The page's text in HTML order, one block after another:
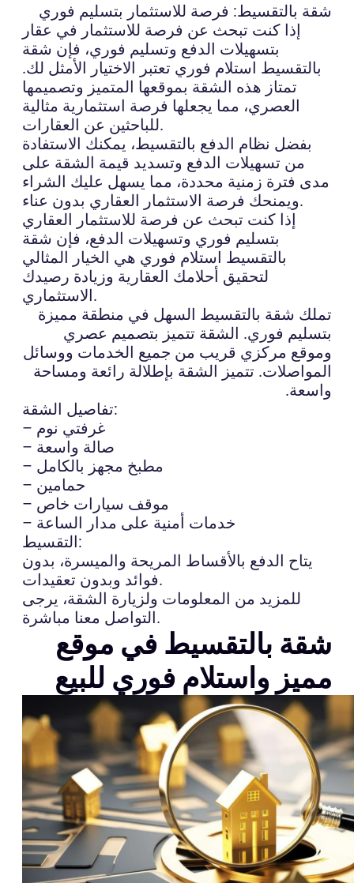
شقة بالتقسيط: فرصة للاستثمار بتسليم فوري
إذا كنت تبحث عن فرصة للاستثمار في عقار
بتسهيلات الدفع وتسليم فوري، فإن شقة
بالتقسيط استلام فوري تعتبر الاختيار الأمثل لك.
تمتاز هذه الشقة بموقعها المتميز وتصميمها
العصري، مما يجعلها فرصة استثمارية مثالية
للباحثين عن العقارات.
بفضل نظام الدفع بالتقسيط، يمكنك الاستفادة
من تسهيلات الدفع وتسديد قيمة الشقة على
مدى فترة زمنية محددة، مما يسهل عليك الشراء
ويمنحك فرصة الاستثمار العقاري بدون عناء.
إذا كنت تبحث عن فرصة للاستثمار العقاري
بتسليم فوري وتسهيلات الدفع، فإن شقة
بالتقسيط استلام فوري هي الخيار المثالي
لتحقيق أحلامك العقارية وزيادة رصيدك
الاستثماري.
تملك شقة بالتقسيط السهل في منطقة مميزة
بتسليم فوري. الشقة تتميز بتصميم عصري
وموقع مركزي قريب من جميع الخدمات ووسائل
المواصلات. تتميز الشقة بإطلالة رائعة ومساحة
واسعة.
تفاصيل الشقة:
– غرفتي نوم
– صالة واسعة
– مطبخ مجهز بالكامل
– حمامين
– موقف سيارات خاص
– خدمات أمنية على مدار الساعة
التقسيط:
يتاح الدفع بالأقساط المريحة والميسرة، بدون
فوائد وبدون تعقيدات.
للمزيد من المعلومات ولزيارة الشقة، يرجى
التواصل معنا مباشرة.
شقة بالتقسيط في موقع
مميز واستلام فوري للبيع